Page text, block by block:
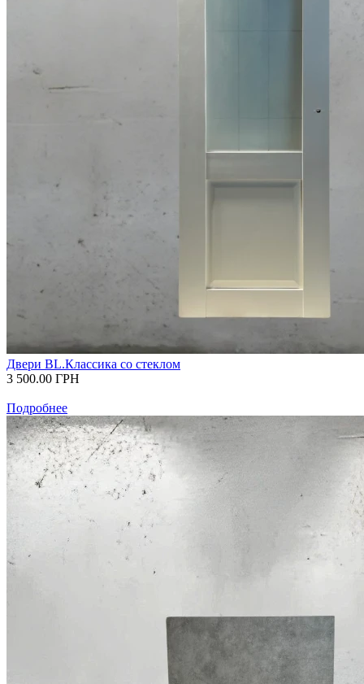
Двери BL.Классика со стеклом
3 500.00 ГРН
Подробнее